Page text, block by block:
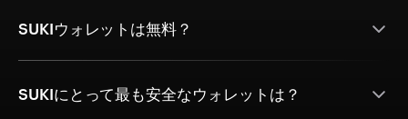
SUKIウォレットは無料？
SUKIにとって最も安全なウォレットは？